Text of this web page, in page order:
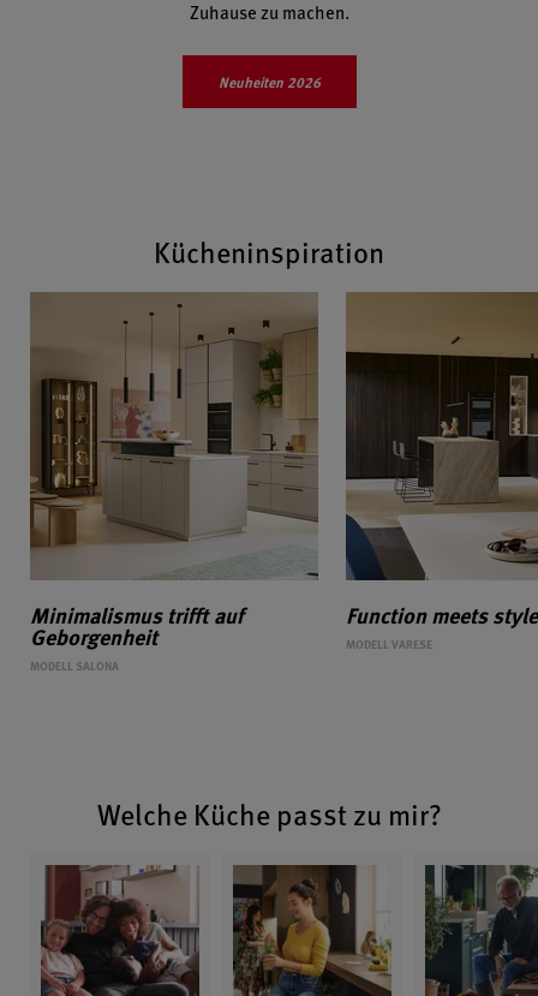
Zuhause zu machen.
Neuheiten 2026
Kücheninspiration
Minimalismus trifft auf
Geborgenheit
MODELL SALONA
Function meets style
MODELL VARESE
Welche Küche passt zu mir?